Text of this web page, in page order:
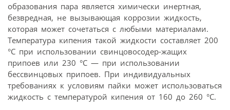
образования пара является химически инертная,
безвредная, не вызывающая коррозии жидкость,
которая может сочетаться с любыми материалами.
Температура кипения такой жидкости составляет 200
°C при использовании свинцовосодер-жащих
припоев или 230 °C — при использовании
бессвинцовых припоев. При индивидуальных
требованиях к условиям пайки может использоваться
жидкость с температурой кипения от 160 до 260 °C.